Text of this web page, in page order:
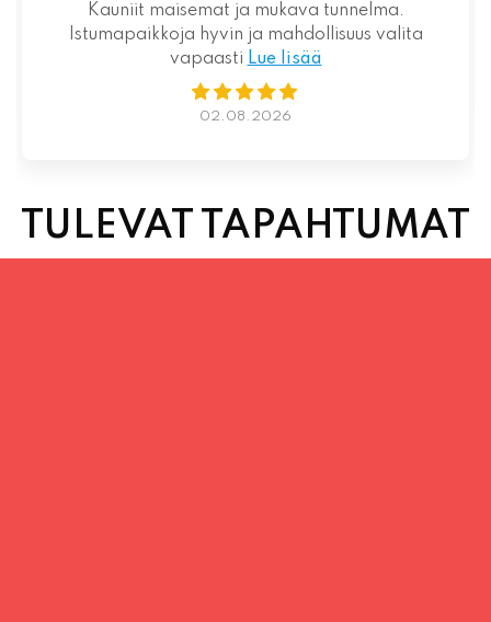
Kauniit maisemat ja mukava tunnelma.
Istumapaikkoja hyvin ja mahdollisuus valita
vapaasti Lue lisää
02.08.2026
TULEVAT TAPAHTUMAT